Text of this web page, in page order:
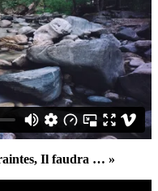
Il faudra … »